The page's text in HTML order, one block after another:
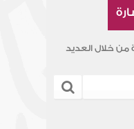
من خلال العديد